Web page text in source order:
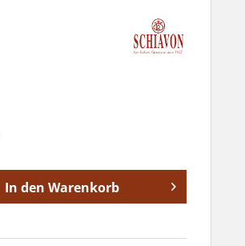
In den Warenkorb